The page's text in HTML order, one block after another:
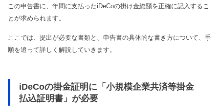
この申告書に、年間に支払ったiDeCoの掛け金総額を正確に記入するこ
とが求められます。
ここでは、提出が必要な書類と、申告書の具体的な書き方について、手
順を追って詳しく解説していきます。
iDeCoの掛金証明に「小規模企業共済等掛金
払込証明書」が必要